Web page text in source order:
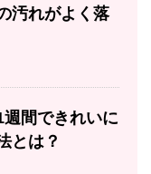
汚れがよく落
間できれいに
とは？